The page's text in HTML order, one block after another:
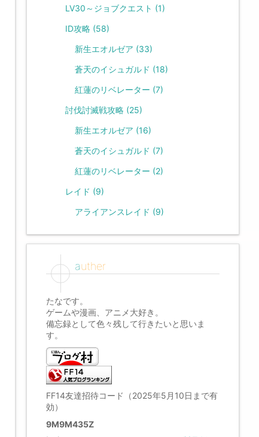
LV30～ジョブクエスト (1)
ID攻略 (58)
新生エオルゼア (33)
蒼天のイシュガルド (18)
紅蓮のリベレーター (7)
討伐討滅戦攻略 (25)
新生エオルゼア (16)
蒼天のイシュガルド (7)
紅蓮のリベレーター (2)
レイド (9)
アライアンスレイド (9)
auther
たなです。
ゲームや漫画、アニメ大好き。
備忘録として色々残して行きたいと思いま
す。
FF14友達招待コード（2025年5月10日まで有
効）
9M9M435Z